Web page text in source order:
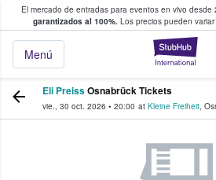
El mercado de entradas para eventos en vivo desde
garantizados al 100%. Los precios pueden
Menú
y venta de entradas
Eli PreissOsnabrück Tickets
vie., 30 oct. 2026 • 20:00 at Kleine Freiheit,